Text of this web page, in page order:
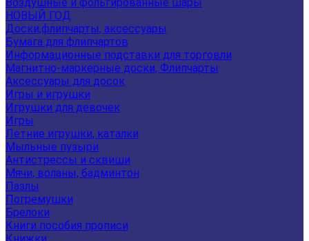
НОВЫЙ ГОД
Доски,флипчарты, аксессуары
Бумага для флипчартов
Информационные подставки для торговли
Магнитно-маркерные доски, Флипчарты
Аксессуары для досок
Игры и игрушки
Игрушки для девочек
Игры
Летние игрушки, каталки
Мыльные пузыри
Антистрессы и сквиши
Мячи, воланы, бадминтон
Пазлы
Погремушки
Брелоки
Книги пособия прописи